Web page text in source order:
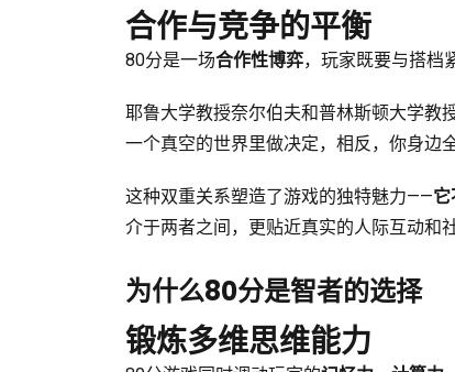
合作与竞争的平衡
80分是一场合作性博弈，玩家既要与搭档
耶鲁大学教授奈尔伯夫和普林斯顿大学教
一个真空的世界里做决定，相反，你身边
这种双重关系塑造了游戏的独特魅力——
介于两者之间，更贴近真实的人际互动和
为什么80分是智者的选择
锻炼多维思维能力